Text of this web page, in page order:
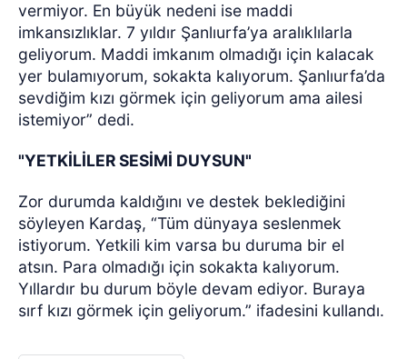
vermiyor. En büyük nedeni ise maddi
imkansızlıklar. 7 yıldır Şanlıurfa’ya aralıklılarla
geliyorum. Maddi imkanım olmadığı için kalacak
yer bulamıyorum, sokakta kalıyorum. Şanlıurfa’da
sevdiğim kızı görmek için geliyorum ama ailesi
istemiyor” dedi.
"YETKİLİLER SESİMİ DUYSUN"
Zor durumda kaldığını ve destek beklediğini
söyleyen Kardaş, “Tüm dünyaya seslenmek
istiyorum. Yetkili kim varsa bu duruma bir el
atsın. Para olmadığı için sokakta kalıyorum.
Yıllardır bu durum böyle devam ediyor. Buraya
sırf kızı görmek için geliyorum.” ifadesini kullandı.